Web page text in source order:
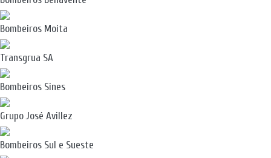
Bombeiros Moita
Transgrua SA
Bombeiros Sines
Grupo José Avillez
Bombeiros Sul e Sueste